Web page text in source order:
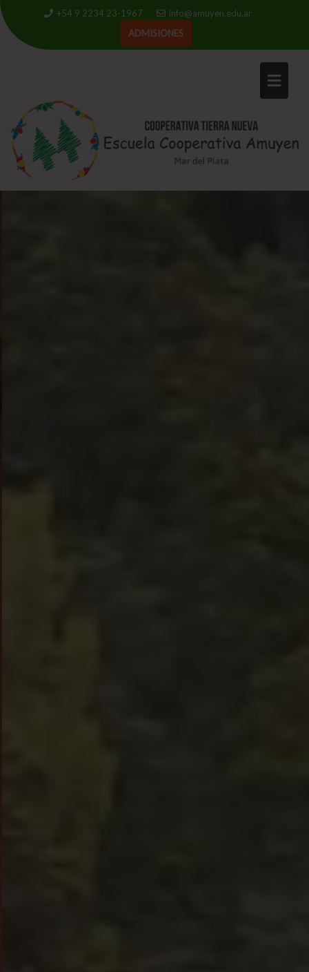
+54 9 2234 23-1967
info@amuyen.edu.ar
ADMISIONES